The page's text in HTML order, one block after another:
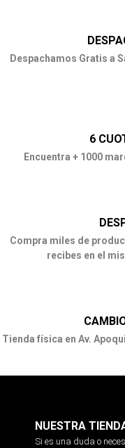
Despachamos Gratis a
6
Encuentra + 1000
Compra miles de
recibes en el
Tienda física en Av.
NUESTRA
Si es una duda o